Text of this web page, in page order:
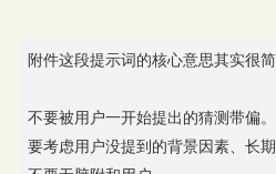
附件这段提示词的核心意思其实很简
不要被用户一开始提出的猜测带偏。
要考虑用户没提到的背景因素、长